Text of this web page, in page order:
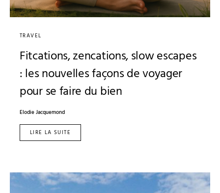
TRAVEL
Fitcations, zencations, slow escapes
: les nouvelles façons de voyager
pour se faire du bien
Elodie Jacquemond
LIRE LA SUITE